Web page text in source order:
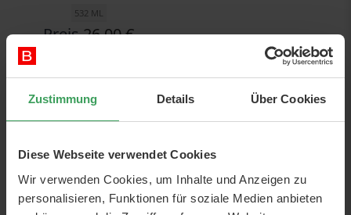
Zustimmung Details Über Cookies
Diese Webseite verwendet Cookies
Wir verwenden Cookies, um Inhalte und Anzeigen zu
personalisieren, Funktionen für soziale Medien anbieten
532 ML
Preis26,00 €